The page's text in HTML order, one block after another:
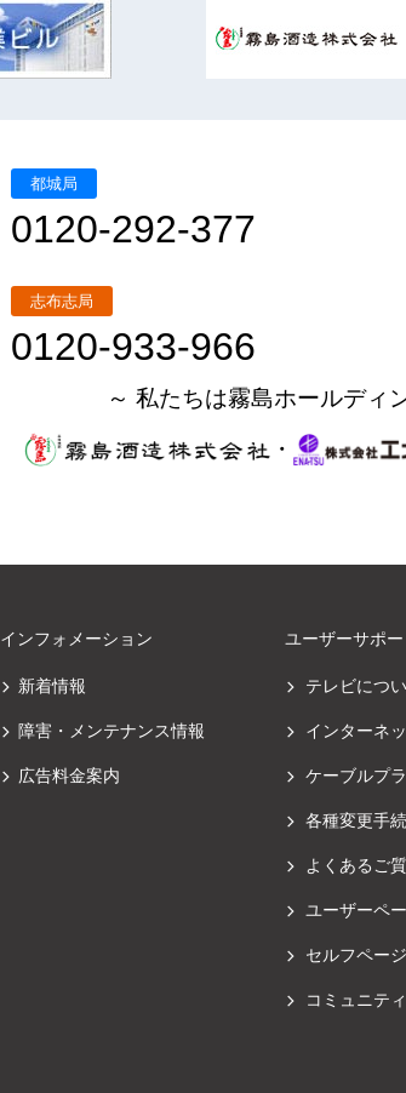
都城局
0120-292-377
志布志局
0120-933-966
～ 私たちは霧島ホールディ
・
インフォメーション
新着情報
障害・メンテナンス情報
広告料金案内
ユーザーサポー
テレビにつ
インターネ
ケーブルプ
各種変更手
よくあるご
ユーザーペ
セルフペー
コミュニテ